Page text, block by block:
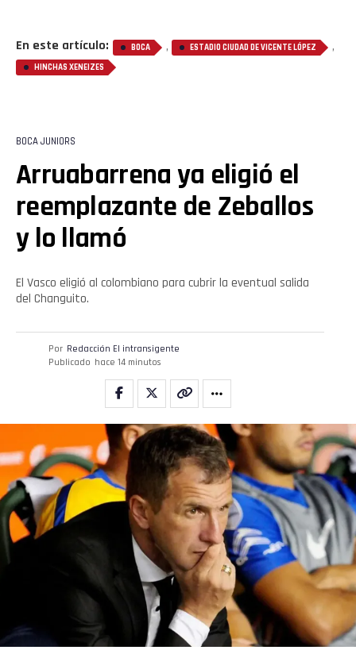
En este artículo: BOCA , ESTADIO CIUDAD DE VICENTE LÓPEZ ,
HINCHAS XENEIZES
BOCA JUNIORS
Arruabarrena ya eligió el
reemplazante de Zeballos
y lo llamó
El Vasco eligió al colombiano para cubrir la eventual salida
del Changuito.
Por Redacción El intransigente
Publicado hace 14 minutos